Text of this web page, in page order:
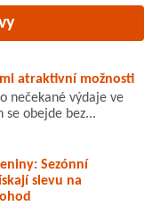
atraktivní možnosti
nečekané výdaje ve
se obejde bez...
Sezónní
slevu na